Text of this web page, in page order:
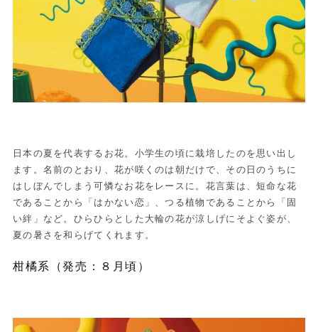
日本の夏を代表するお花。小学生の頃に栽培したのを思い出し
ます。名前のとおり、花が咲くのは朝だけで、その日のうちに
はしぼんでしまう可憐なお花をレースに。花言葉は、短命な花
であることから「はかない恋」、つる植物であることから「固
い絆」など。ひらひらとした大輪の花が涼しげにそよぐ姿が、
夏の暑さを和らげてくれます。
柑橘系（発売：８月頃）